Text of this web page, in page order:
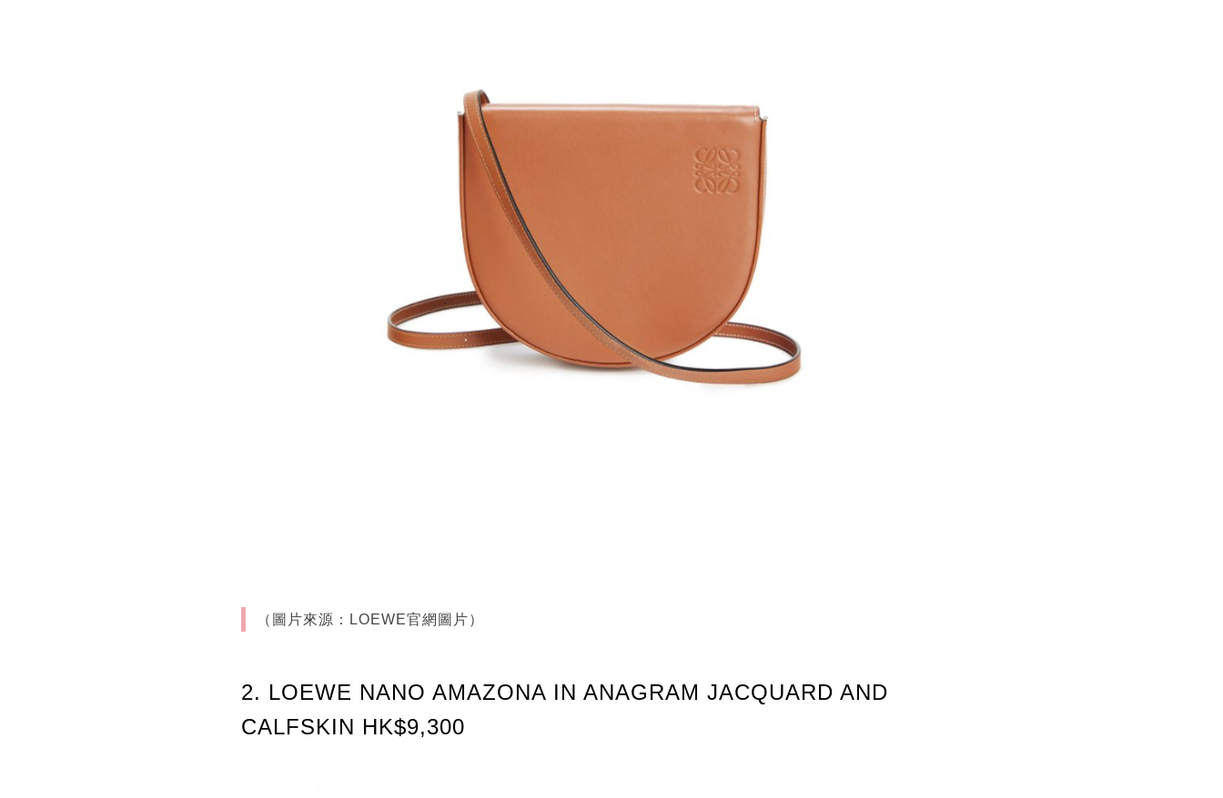
（圖片來源：LOEWE官網圖片）
2. LOEWE NANO AMAZONA IN ANAGRAM JACQUARD AND
CALFSKIN HK$9,300